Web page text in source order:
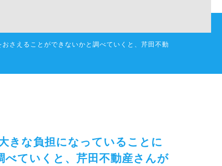
さえることができないかと調べていくと、芹田不動
きな負担になっていることに
ていくと、芹田不動産さんが